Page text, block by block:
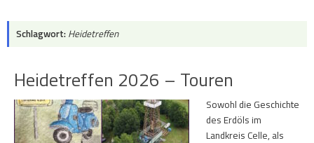
Schlagwort: Heidetreffen
Heidetreffen 2026 – Touren
Sowohl die Geschichte
des Erdöls im
Landkreis Celle, als